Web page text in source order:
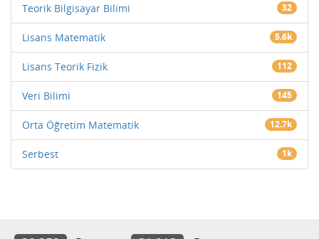
Teorik Bilgisayar Bilimi 32
Lisans Matematik 5.6k
Lisans Teorik Fizik 112
Veri Bilimi 145
Orta Öğretim Matematik 12.7k
Serbest 1k